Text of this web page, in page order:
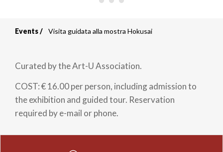
Breadcrumb
Events Visita guidata alla mostra Hokusai
Curated by the Art-U Association.
COST: € 16.00 per person, including admission to
the exhibition and guided tour. Reservation
required by e-mail or phone.